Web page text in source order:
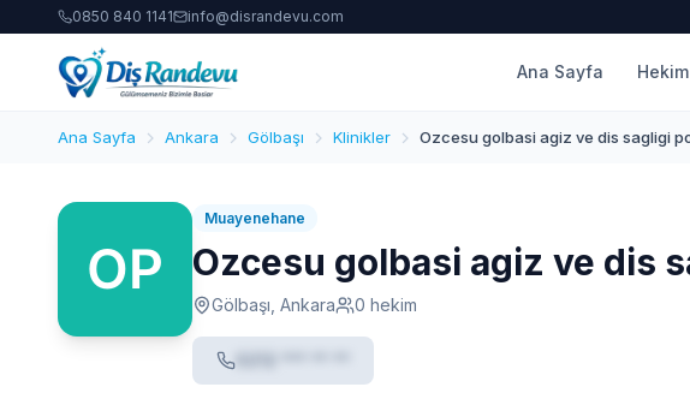
0850 840 1141 info@disrandevu.com
Ana Sayfa
Ana Sayfa Ankara Gölbaşı Klinikler Ozcesu golbasi agiz ve dis sagligi
Muayenehane
Ozcesu golbasi agiz ve dis
Gölbaşı, Ankara 0 hekim